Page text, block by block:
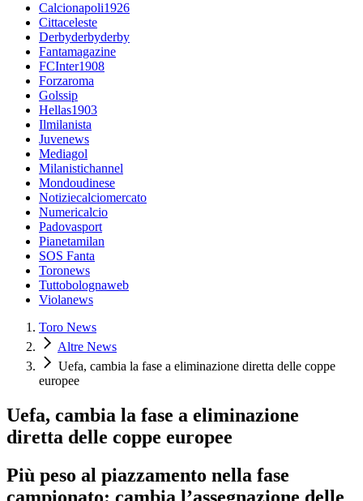
Calcionapoli1926
Cittaceleste
Derbyderbyderby
Fantamagazine
FCInter1908
Forzaroma
Golssip
Hellas1903
Ilmilanista
Juvenews
Mediagol
Milanistichannel
Mondoudinese
Notiziecalciomercato
Numericalcio
Padovasport
Pianetamilan
SOS Fanta
Toronews
Tuttobolognaweb
Violanews
Toro News
Altre News
Uefa, cambia la fase a eliminazione diretta delle coppe
europee
Uefa, cambia la fase a eliminazione
diretta delle coppe europee
Più peso al piazzamento nella fase